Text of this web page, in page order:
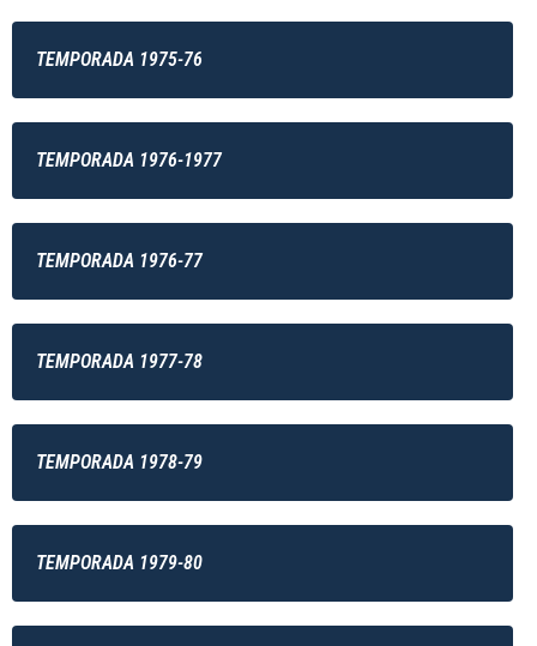
TEMPORADA 1975-76
TEMPORADA 1976-1977
TEMPORADA 1976-77
TEMPORADA 1977-78
TEMPORADA 1978-79
TEMPORADA 1979-80